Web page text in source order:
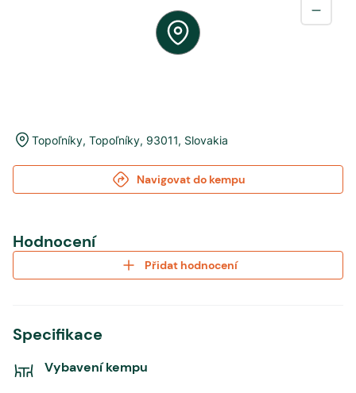
Topoľníky, Topoľníky, 93011, Slovakia
Navigovat do kempu
Hodnocení
Přidat hodnocení
Specifikace
Vybavení kempu